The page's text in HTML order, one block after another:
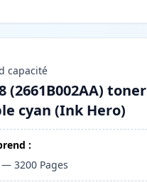
capacité
(2661B002AA) toner
cyan (Ink Hero)
:
—3200 Pages